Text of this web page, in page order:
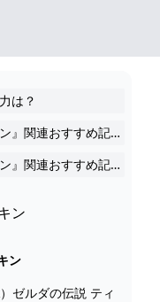
は？
『ゼルダの伝説 ティアキン』関連おすすめ記事
『ゼルダの伝説 ティアキン』関連おすすめ記事
ン
ン
ゼルダの伝説 ティ